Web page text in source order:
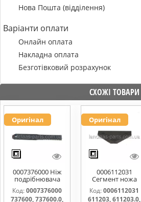
Нова Пошта (відділення)
Варіанти оплати
Онлайн оплата
Накладна оплата
Безготівковий розрахунок
СХОЖІ ТОВАРИ
Оригінал
0007376000 Ніж
подрібнювача
соломи,рухомий
737600, 737600.0,
Код:0007376000
737600, 737600.0,
Оригінал
0006112031
Сегмент ножа
жатки 611203,
611203.0,
Код: 0006112031
611203, 611203.0,